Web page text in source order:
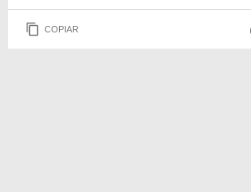
COPIAR